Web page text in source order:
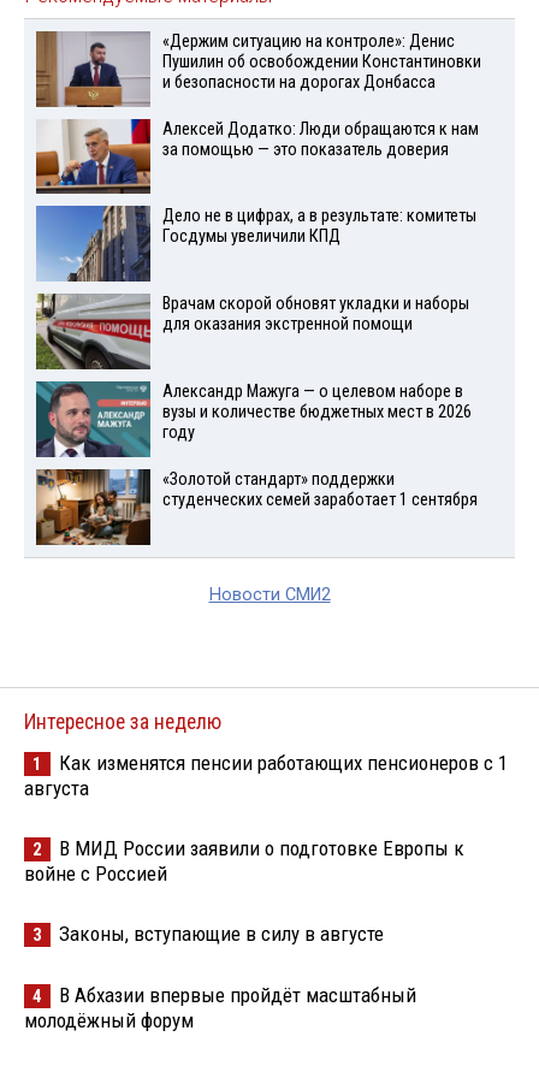
«Держим ситуацию на контроле»: Денис
Пушилин об освобождении Константиновки
и безопасности на дорогах Донбасса
Алексей Додатко: Люди обращаются к нам
за помощью — это показатель доверия
Дело не в цифрах, а в результате: комитеты
Госдумы увеличили КПД
Врачам скорой обновят укладки и наборы
для оказания экстренной помощи
Александр Мажуга — о целевом наборе в
вузы и количестве бюджетных мест в 2026
году
«Золотой стандарт» поддержки
студенческих семей заработает 1 сентября
Новости СМИ2
Интересное за неделю
1
Как изменятся пенсии работающих пенсионеров с 1
августа
2
В МИД России заявили о подготовке Европы к
войне с Россией
3 Законы, вступающие в силу в августе
4
В Абхазии впервые пройдёт масштабный
молодёжный форум